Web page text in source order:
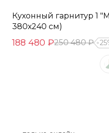
Кухонный гарнитур 1
380х240 см)
188 480 ₽250 480 ₽